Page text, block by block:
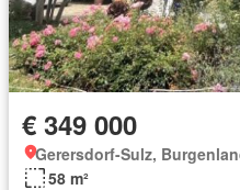
€ 349 000
Gerersdorf-Sulz,
58 m²